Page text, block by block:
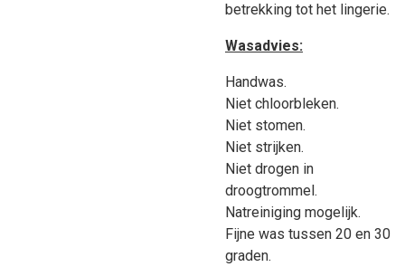
betrekking tot het lingerie.
Wasadvies:
Handwas.
Niet chloorbleken.
Niet stomen.
Niet strijken.
Niet drogen in
droogtrommel.
Natreiniging mogelijk.
Fijne was tussen 20 en 30
graden.